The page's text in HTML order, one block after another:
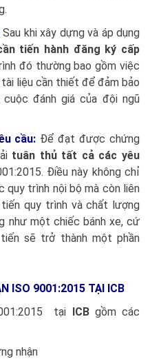
Sau khi xây dựng và áp dụng
tiến hành đăng ký cấp
đó thường bao gồm việc
liệu cần thiết để đảm bảo
đánh giá của đội ngũ
cầu: Để đạt được chứng
tuân thủ tất cả các yêu
Điều này không chỉ
quy trình nội bộ mà còn liên
quy trình và chất lượng
như một chiếc bánh xe, cứ
sẽ trở thành một phần
ISO 9001:2015 TẠI ICB
tại ICBgồm các
nhận